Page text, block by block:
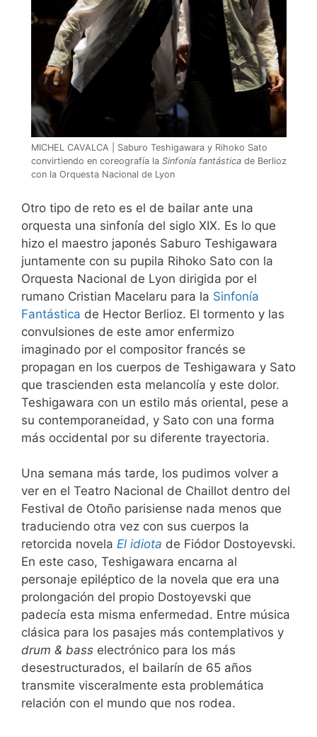
MICHEL CAVALCA | Saburo Teshigawara y Rihoko Sato
convirtiendo en coreografía la Sinfonía fantásticade Berlioz
con la Orquesta Nacional de Lyon
Otro tipo de reto es el de bailar ante una
orquesta una sinfonía del siglo XIX. Es lo que
hizo el maestro japonés Saburo Teshigawara
juntamente con su pupila Rihoko Sato con la
Orquesta Nacional de Lyon dirigida por el
rumano Cristian Macelaru para la Sinfonía
Fantástica de Hector Berlioz. El tormento y las
convulsiones de este amor enfermizo
imaginado por el compositor francés se
propagan en los cuerpos de Teshigawara y Sato
que trascienden esta melancolía y este dolor.
Teshigawara con un estilo más oriental, pese a
su contemporaneidad, y Sato con una forma
más occidental por su diferente trayectoria.
Una semana más tarde, los pudimos volver a
ver en el Teatro Nacional de Chaillot dentro del
Festival de Otoño parisiense nada menos que
traduciendo otra vez con sus cuerpos la
retorcida novela El idiota de Fiódor Dostoyevski.
En este caso, Teshigawara encarna al
personaje epiléptico de la novela que era una
prolongación del propio Dostoyevski que
padecía esta misma enfermedad. Entre música
clásica para los pasajes más contemplativos y
drum & bass electrónico para los más
desestructurados, el bailarín de 65 años
transmite visceralmente esta problemática
relación con el mundo que nos rodea.